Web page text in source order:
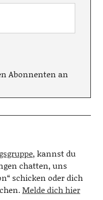
Abonnenten an
, kannst du
chatten, uns
schicken oder dich
Melde dich hier